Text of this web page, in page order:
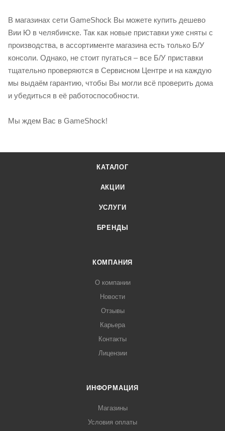
В магазинах сети GameShock Вы можете купить дешево
Вии Ю в челябинске. Так как новые приставки уже сняты с
производства, в ассортименте магазина есть только Б/У
консоли. Однако, не стоит пугаться – все Б/У приставки
тщательно проверяются в Сервисном Центре и на каждую
мы выдаём гарантию, чтобы Вы могли всё проверить дома
и убедиться в её работоспособности.
Мы ждем Вас в GameShock!
КАТАЛОГ
АКЦИИ
УСЛУГИ
БРЕНДЫ
КОМПАНИЯ
О компании
Новости
Отзывы
Карьера
Контакты
Лицензии
ИНФОРМАЦИЯ
Магазины
Условия оплаты